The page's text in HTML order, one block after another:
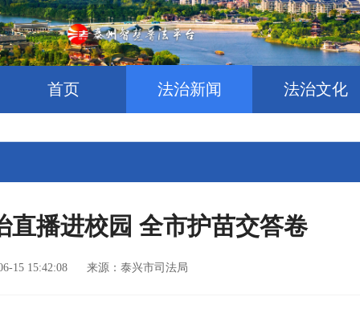
首页 法治新闻 法治文化
直播进校园 全市护苗交答卷
15 15:42:08 来源：泰兴市司法局